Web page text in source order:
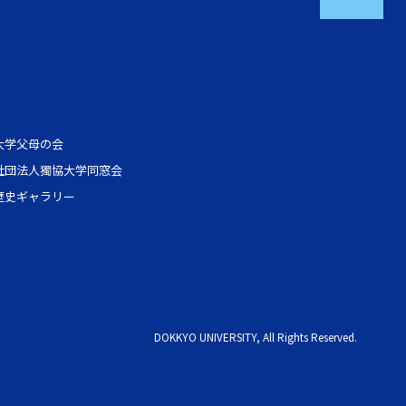
学父母の会
団法人獨協大学同窓会
史ギャラリー
DOKKYO UNIVERSITY, All Rights Reserved.